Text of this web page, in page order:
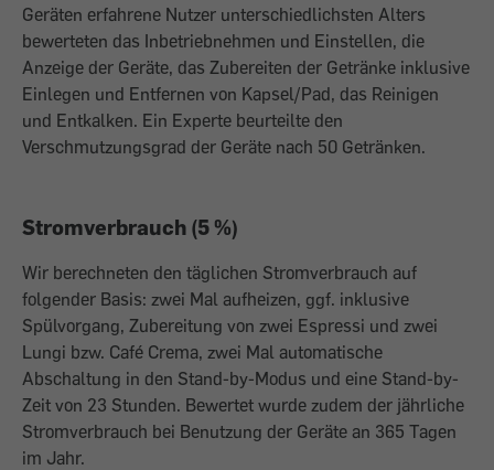
Geräten erfahrene Nutzer unterschiedlichsten Alters
bewerteten das Inbetriebnehmen und Einstellen, die
Anzeige der Geräte, das Zubereiten der Getränke inklusive
Einlegen und Entfernen von Kapsel/Pad, das Reinigen
und Entkalken. Ein Experte beurteilte den
Verschmutzungsgrad der Geräte nach 50 Getränken.
Stromverbrauch (5 %)
Wir berechneten den täglichen Stromverbrauch auf
folgender Basis: zwei Mal aufheizen, ggf. inklusive
Spülvorgang, Zubereitung von zwei Espressi und zwei
Lungi bzw. Café Crema, zwei Mal automatische
Abschaltung in den Stand-by-Modus und eine Stand-by-
Zeit von 23 Stunden. Bewertet wurde zudem der jährliche
Stromverbrauch bei Benutzung der Geräte an 365 Tagen
im Jahr.